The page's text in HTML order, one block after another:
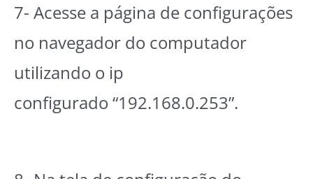
7- Acesse a página de configurações
no navegador do computador
utilizando o ip
configurado “192.168.0.253”.